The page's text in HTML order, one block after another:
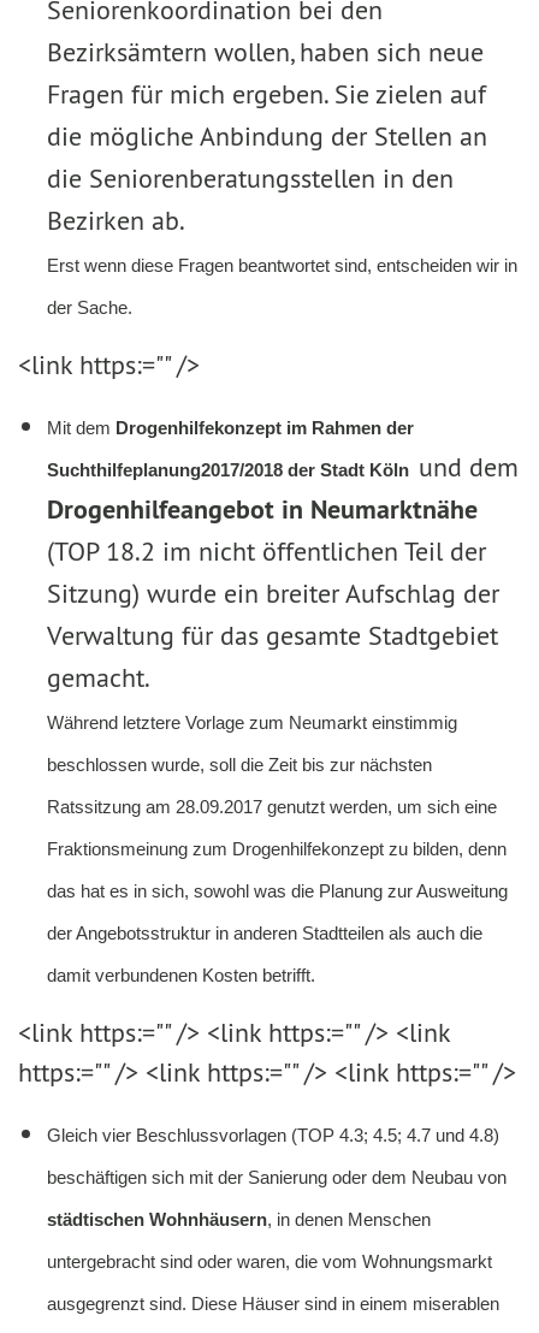
Seniorenkoordination bei den
Bezirksämtern wollen, haben sich neue
Fragen für mich ergeben. Sie zielen auf
die mögliche Anbindung der Stellen an
die Seniorenberatungsstellen in den
Bezirken ab.
Erst wenn diese Fragen beantwortet sind, entscheiden wir in
der Sache.
<link https:="" />
Mit dem Drogenhilfekonzept im Rahmen der
Suchthilfeplanung2017/2018 der Stadt Köln und dem
Drogenhilfeangebot in Neumarktnähe
(TOP 18.2 im nicht öffentlichen Teil der
Sitzung) wurde ein breiter Aufschlag der
Verwaltung für das gesamte Stadtgebiet
gemacht.
Während letztere Vorlage zum Neumarkt einstimmig
beschlossen wurde, soll die Zeit bis zur nächsten
Ratssitzung am 28.09.2017 genutzt werden, um sich eine
Fraktionsmeinung zum Drogenhilfekonzept zu bilden, denn
das hat es in sich, sowohl was die Planung zur Ausweitung
der Angebotsstruktur in anderen Stadtteilen als auch die
damit verbundenen Kosten betrifft.
<link https:="" /> <link https:="" /> <link
https:="" /> <link https:="" /> <link https:="" />
Gleich vier Beschlussvorlagen (TOP 4.3; 4.5; 4.7 und 4.8)
beschäftigen sich mit der Sanierung oder dem Neubau von
städtischen Wohnhäusern, in denen Menschen
untergebracht sind oder waren, die vom Wohnungsmarkt
ausgegrenzt sind. Diese Häuser sind in einem miserablen